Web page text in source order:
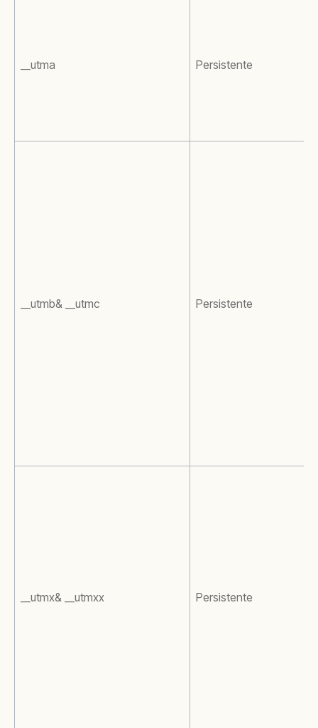
__utma Persistente
__utmb& __utmc Persistente
__utmx& __utmxx Persistente